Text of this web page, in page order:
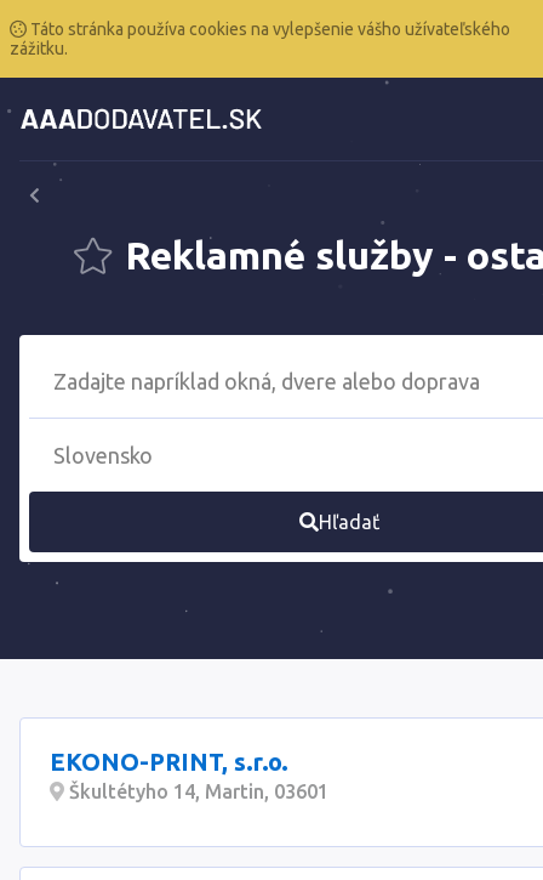
Táto stránka používa cookies na vylepšenie vášho užívateľského
zážitku.
Reklamné služby -
Hľadať
EKONO-PRINT, s.r.o.
Škultétyho 14, Martin, 03601